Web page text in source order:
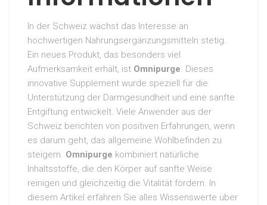
In der Schweiz wächst das Interesse an
hochwertigen Nahrungsergänzungsmitteln stetig.
Ein neues Produkt, das besonders viel
Aufmerksamkeit erhält, ist Omnipurge. Dieses
innovative Supplement wurde speziell für die
Unterstützung der Darmgesundheit und eine sanfte
Entgiftung entwickelt. Viele Anwender aus der
Schweiz berichten von positiven Erfahrungen, wenn
es darum geht, das allgemeine Wohlbefinden zu
steigern. Omnipurge kombiniert natürliche
Inhaltsstoffe, die den Körper auf sanfte Weise
reinigen und gleichzeitig die Vitalität fördern. In
diesem Artikel erfahren Sie alles Wissenswerte über